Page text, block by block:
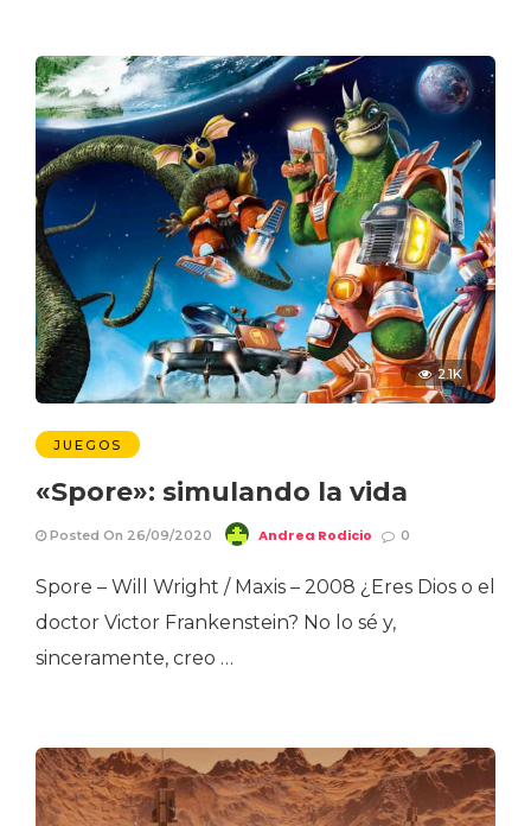
2.1K
JUEGOS
«Spore»: simulando la vida
Posted On 26/09/2020 Andrea Rodicio 0
Spore – Will Wright / Maxis – 2008 ¿Eres Dios o el
doctor Victor Frankenstein? No lo sé y,
sinceramente, creo …